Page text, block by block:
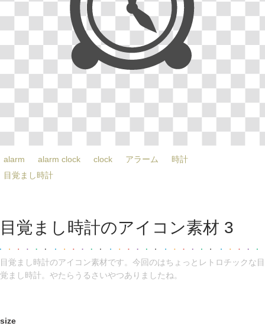
alarm alarm clock clock アラーム
時計
目覚まし時計
目覚まし時計のアイコン素材 3
目覚まし時計のアイコン素材です。今回のはちょっとレトロチックな目
覚まし時計。やたらうるさいやつありましたね。
size